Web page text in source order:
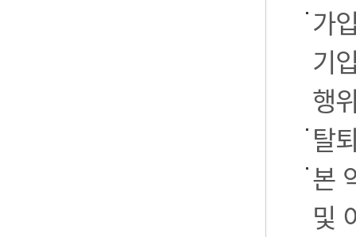
가
기
행
탈
본
및